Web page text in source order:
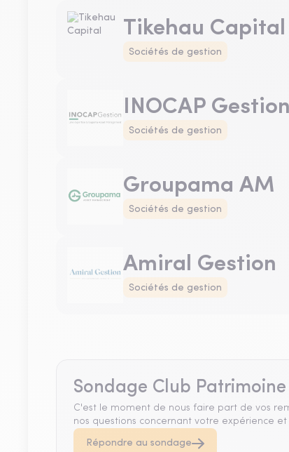
Tikehau Capital
Sociétés de gestion
INOCAP Gestion
Sociétés de gestion
Groupama AM
Sociétés de gestion
Amiral Gestion
Sociétés de gestion
Sondage Club
C'est le moment de nous faire part de vos
nos questions concernant votre expérience
Répondre au sondage